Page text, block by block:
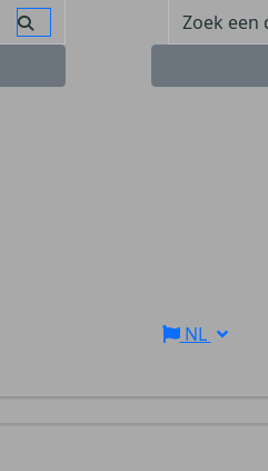
NL